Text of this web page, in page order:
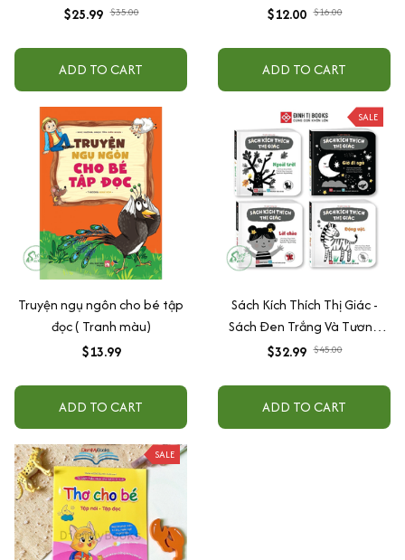
- Kỹ Năng Sống An Toàn
Tốt
$25.99 $35.00
ADD TO CART
Đinh tị
$12.00 $16.00
ADD TO CART
Truyện ngụ ngôn cho bé tập
đọc ( Tranh màu)
$13.99
ADD TO CART
SALE
Sách Kích Thích Thị Giác -
Sách Đen Trắng Và Tương
Phản Cho Bé 0 -3 Tuổi -
Books
$32.99 $45.00
ADD TO CART
SALE